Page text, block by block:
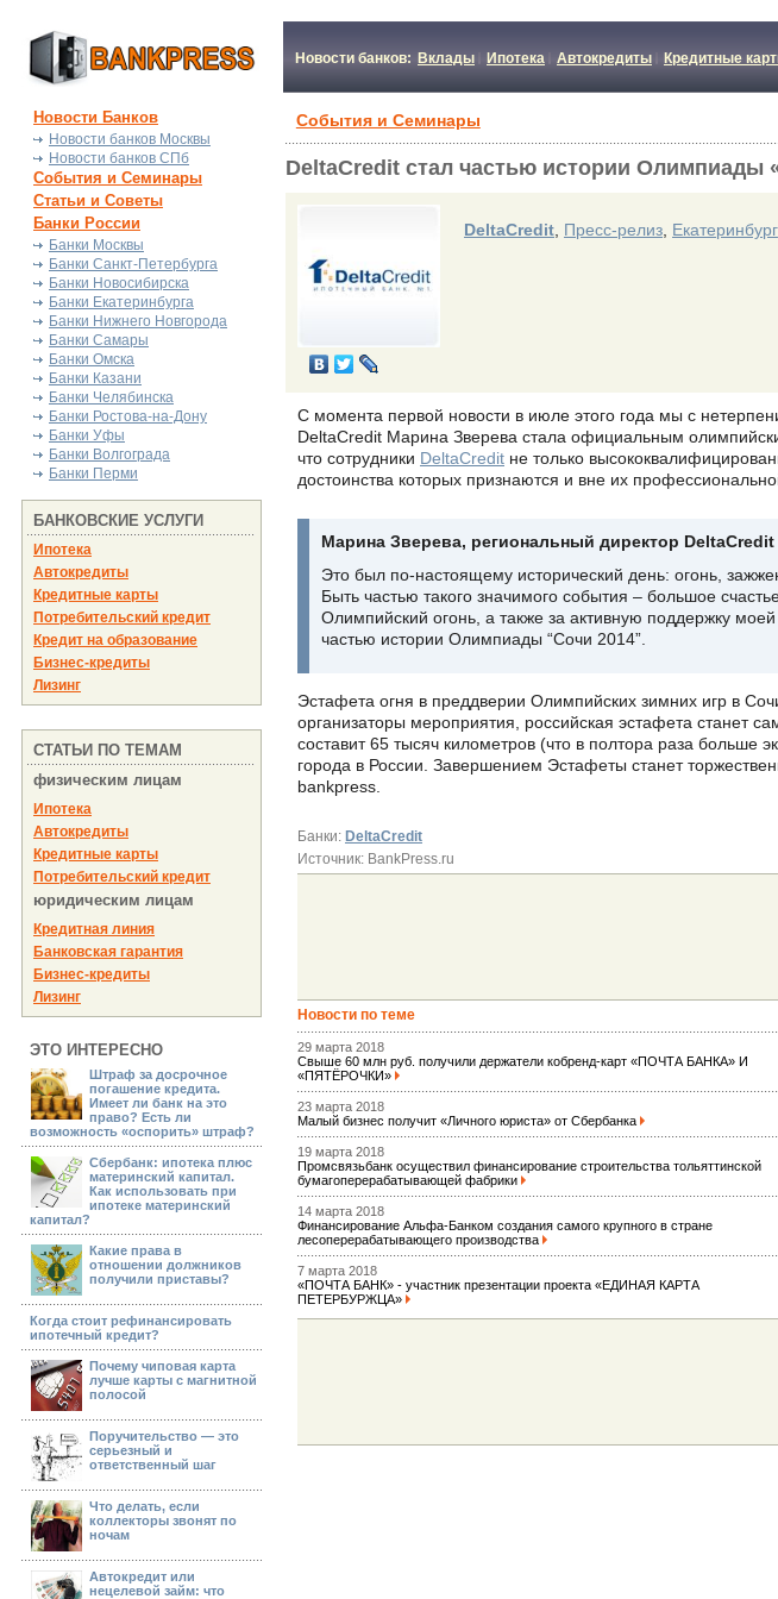
Новости банков: Вклады Ипотека Автокредиты Кредитные
Новости Банков
Новости банков Москвы
Новости банков СПб
События и Семинары
Статьи и Советы
Банки России
Банки Москвы
Банки Санкт-Петербурга
Банки Новосибирска
Банки Екатеринбурга
Банки Нижнего Новгорода
Банки Самары
Банки Омска
Банки Казани
Банки Челябинска
Банки Ростова-на-Дону
Банки Уфы
Банки Волгограда
Банки Перми
БАНКОВСКИЕ УСЛУГИ
Ипотека
Автокредиты
Кредитные карты
Потребительский кредит
Кредит на образование
Бизнес-кредиты
Лизинг
СТАТЬИ ПО ТЕМАМ
физическим лицам
Ипотека
Автокредиты
Кредитные карты
Потребительский кредит
юридическим лицам
Кредитная линия
Банковская гарантия
Бизнес-кредиты
Лизинг
ЭТО ИНТЕРЕСНО
Штраф за досрочное
погашение кредита.
Имеет ли банк на это
право? Есть ли
возможность «оспорить» штраф?
Сбербанк: ипотека плюс
материнский капитал.
Как использовать при
ипотеке материнский
капитал?
Какие права в
отношении должников
получили приставы?
Когда стоит рефинансировать
ипотечный кредит?
Почему чиповая карта
лучше карты с магнитной
полосой
Поручительство — это
серьезный и
ответственный шаг
Что делать, если
коллекторы звонят по
ночам
Автокредит или
нецелевой займ: что
События и Семинары
DeltaCredit стал частью истории Олимпиады
DeltaCredit Пресс-релиз Екатеринбург
С момента первой новости в июле этого года мы с
DeltaCredit Марина Зверева стала официальным
что сотрудники DeltaCredit не только
достоинства которых признаются и вне их
Марина Зверева, региональный директор DeltaCredit
Это был по-настоящему исторический день: огонь,
Быть частью такого значимого события – большое
Олимпийский огонь, а также за активную поддержку
частью истории Олимпиады “Сочи 2014”.
Эстафета огня в преддверии Олимпийских зимних игр в
организаторы мероприятия, российская эстафета станет
составит 65 тысяч километров (что в полтора раза больше
города в России. Завершением Эстафеты станет
bankpress.
Банки: DeltaCredit
Источник: BankPress.ru
Новости по теме
29 марта 2018
Свыше 60 млн руб. получили держатели кобренд-карт «ПОЧТА БАНКА» И
«ПЯТЁРОЧКИ»
23 марта 2018
Малый бизнес получит «Личного юриста» от Сбербанка
19 марта 2018
Промсвязьбанк осуществил финансирование строительства тольяттинской
бумагоперерабатывающей фабрики
14 марта 2018
Финансирование Альфа-Банком создания самого крупного в стране
лесоперерабатывающего производства
7 марта 2018
«ПОЧТА БАНК» - участник презентации проекта «ЕДИНАЯ КАРТА
ПЕТЕРБУРЖЦА»